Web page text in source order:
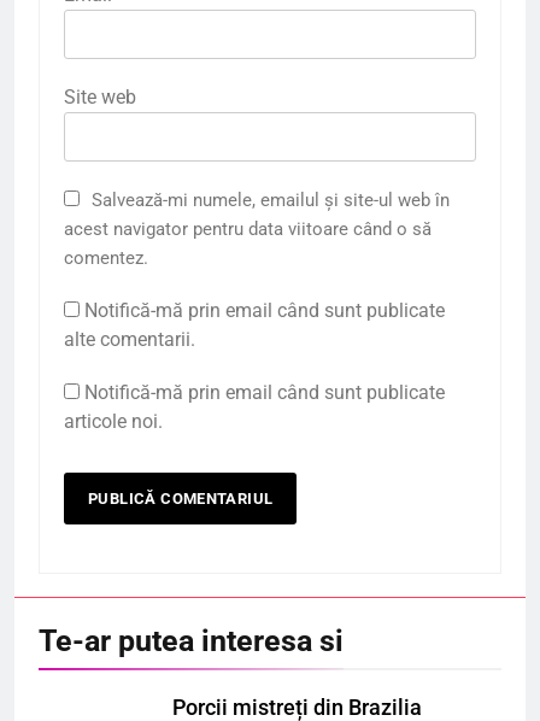
Site web
Salvează-mi numele, emailul și site-ul web în
acest navigator pentru data viitoare când o să
comentez.
Notifică-mă prin email când sunt publicate
alte comentarii.
Notifică-mă prin email când sunt publicate
articole noi.
Te-ar putea interesa si
Porcii mistreți din Brazilia